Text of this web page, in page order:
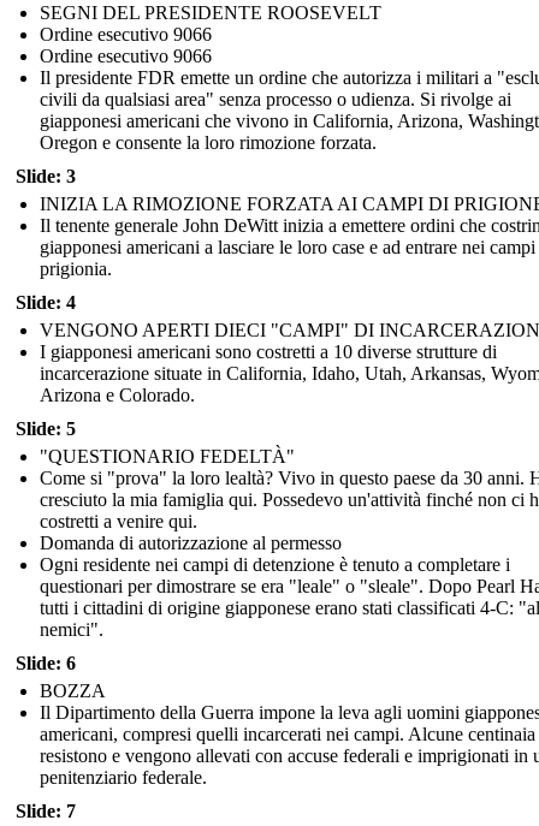
SEGNI DEL PRESIDENTE ROOSEVELT
Ordine esecutivo 9066
Ordine esecutivo 9066
Il presidente FDR emette un ordine che autorizza i militari a
civili da qualsiasi area" senza processo o udienza. Si rivolge ai
giapponesi americani che vivono in California, Arizona,
Oregon e consente la loro rimozione forzata.
Slide: 3
INIZIA LA RIMOZIONE FORZATA AI CAMPI DI
Il tenente generale John DeWitt inizia a emettere ordini che
giapponesi americani a lasciare le loro case e ad entrare nei
prigionia.
Slide: 4
VENGONO APERTI DIECI "CAMPI" DI
I giapponesi americani sono costretti a 10 diverse strutture di
incarcerazione situate in California, Idaho, Utah, Arkansas,
Arizona e Colorado.
Slide: 5
"QUESTIONARIO FEDELTÀ"
Come si "prova" la loro lealtà? Vivo in questo paese da 30 anni.
cresciuto la mia famiglia qui. Possedevo un'attività finché non ci
costretti a venire qui.
Domanda di autorizzazione al permesso
Ogni residente nei campi di detenzione è tenuto a completare i
questionari per dimostrare se era "leale" o "sleale". Dopo Pearl
tutti i cittadini di origine giapponese erano stati classificati 4-C:
nemici".
Slide: 6
BOZZA
Il Dipartimento della Guerra impone la leva agli uomini
americani, compresi quelli incarcerati nei campi. Alcune centinaia
resistono e vengono allevati con accuse federali e imprigionati in
penitenziario federale.
Slide: 7